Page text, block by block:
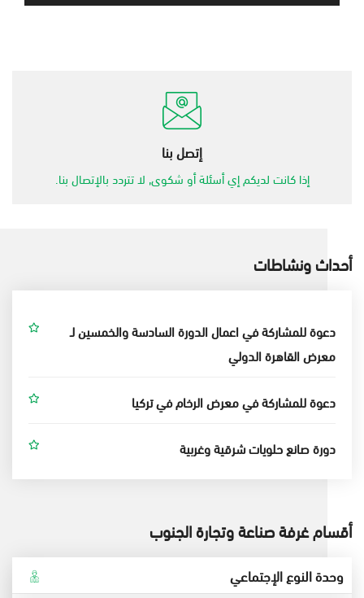
إتصل بنا
إذا كانت لديكم إي أسئلة أو شكوى, لا تتردد بالإتصال بنا.
أحداث ونشاطات
دعوة للمشاركة في اعمال الدورة السادسة والخمسين لـ
معرض القاهرة الدولي
دعوة للمشاركة في معرض الرخام في تركيا
دورة صانع حلويات شرقية وغربية
أقسام غرفة صناعة وتجارة الجنوب
وحدة النوع الإجتماعي